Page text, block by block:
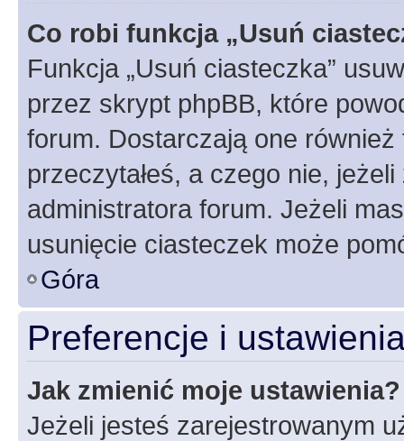
Co robi funkcja „Usuń
Funkcja „Usuń ciasteczka”
przez skrypt phpBB, które
forum. Dostarczają one
przeczytałeś, a czego nie,
administratora forum. Jeżeli
usunięcie ciasteczek może
Góra
Preferencje i
Jak zmienić moje ustawienia?
Jeżeli jesteś zarejestrowanym